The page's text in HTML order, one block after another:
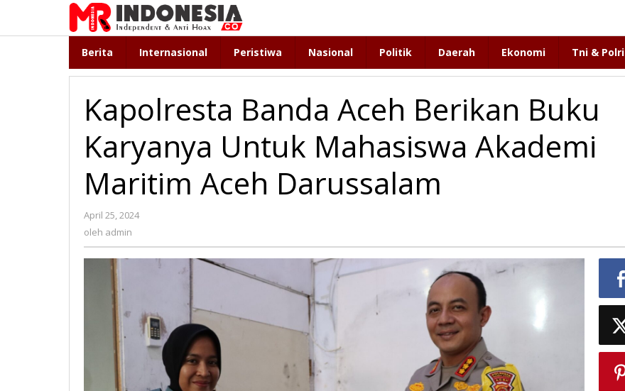
konten
Berita Internasional Peristiwa Nasional Politik Daerah Ekonomi Tni & Polri
Kapolresta Banda Aceh Berikan Buku
Karyanya Untuk Mahasiswa Akademi
Maritim Aceh Darussalam
April 25, 2024
oleh admin